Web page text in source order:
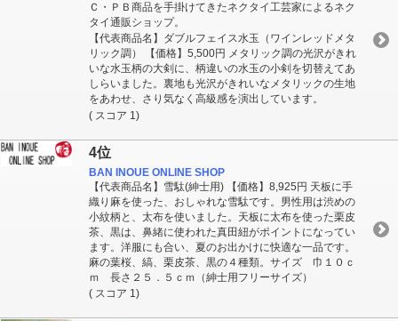
Ｃ・ＰＢ商品を手掛けてきたネクタイ工芸家によるネク
タイ通販ショップ。
【代表商品名】ダブルフェイス水玉（ワインレッドメタ
リック調） 【価格】5,500円 メタリック調の光沢がきれ
いな水玉柄の大剣に、柄違いの水玉の小剣を切替えてあ
しらいました。裏地も光沢がきれいなメタリックの生地
をあわせ、さり気なく高級感を演出しています。
( スコア 1)
4位
BAN INOUE ONLINE SHOP
【代表商品名】雪駄(紳士用) 【価格】8,925円 天板に手
織り麻を使った、おしゃれな雪駄です。男性用は渋めの
小紋柄と、太布を使いました。天板に太布を使った栗皮
茶、黒は、鼻緒に使われた真田紐がポイントになってい
ます。洋服にも合い、夏のお出かけに快適な一品です。
麻の葉桜、縞、栗皮茶、黒の４種類。サイズ 巾１０ｃ
ｍ 長さ２５．５ｃｍ（紳士用フリーサイズ）
( スコア 1)